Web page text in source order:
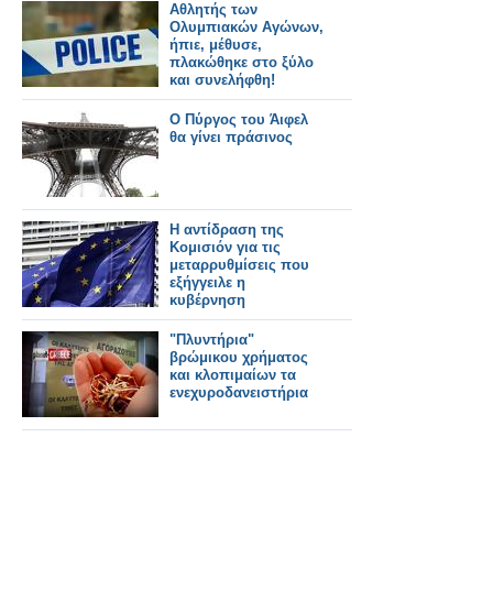
Αθλητής των
Ολυμπιακών Αγώνων,
ήπιε, μέθυσε,
πλακώθηκε στο ξύλο
και συνελήφθη!
Ο Πύργος του Άιφελ
θα γίνει πράσινος
Η αντίδραση της
Κομισιόν για τις
μεταρρυθμίσεις που
εξήγγειλε η
κυβέρνηση
"Πλυντήρια"
βρώμικου χρήματος
και κλοπιμαίων τα
ενεχυροδανειστήρια